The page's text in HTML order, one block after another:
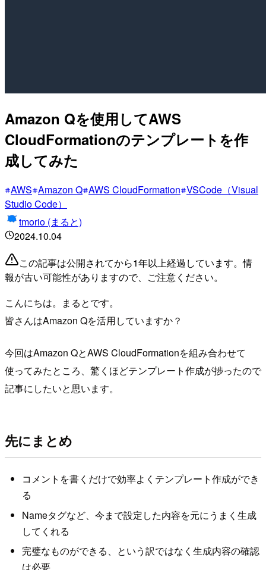
Amazon Qを使用してAWS
CloudFormationのテンプレートを作
成してみた
AWS Amazon Q AWS CloudFormation VSCode（Visual
Studio Code）
tmorio (まると)
2024.10.04
この記事は公開されてから1年以上経過しています。情
報が古い可能性がありますので、ご注意ください。
こんにちは。まるとです。
皆さんはAmazon Qを活用していますか？
今回はAmazon QとAWS CloudFormationを組み合わせて
使ってみたところ、驚くほどテンプレート作成が捗ったので
記事にしたいと思います。
先にまとめ
コメントを書くだけで効率よくテンプレート作成ができ
る
Nameタグなど、今まで設定した内容を元にうまく生成
してくれる
完璧なものができる、という訳ではなく生成内容の確認
は必要